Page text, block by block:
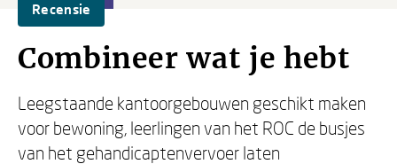
Recensie
Combineer wat je hebt
Leegstaande kantoorgebouwen geschikt maken
voor bewoning, leerlingen van het ROC de busjes
van het gehandicaptenvervoer laten